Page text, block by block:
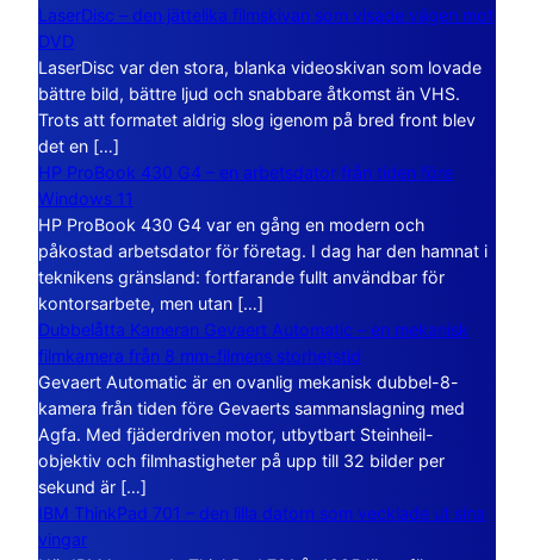
LaserDisc – den jättelika filmskivan som visade vägen mot
DVD
LaserDisc var den stora, blanka videoskivan som lovade
bättre bild, bättre ljud och snabbare åtkomst än VHS.
Trots att formatet aldrig slog igenom på bred front blev
det en […]
HP ProBook 430 G4 – en arbetsdator från tiden före
Windows 11
HP ProBook 430 G4 var en gång en modern och
påkostad arbetsdator för företag. I dag har den hamnat i
teknikens gränsland: fortfarande fullt användbar för
kontorsarbete, men utan […]
Dubbelåtta Kameran Gevaert Automatic – en mekanisk
filmkamera från 8 mm-filmens storhetstid
Gevaert Automatic är en ovanlig mekanisk dubbel-8-
kamera från tiden före Gevaerts sammanslagning med
Agfa. Med fjäderdriven motor, utbytbart Steinheil-
objektiv och filmhastigheter på upp till 32 bilder per
sekund är […]
IBM ThinkPad 701 – den lilla datorn som vecklade ut sina
vingar